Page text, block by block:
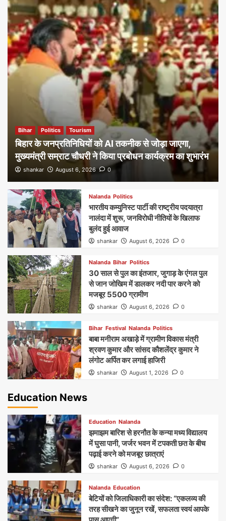
Bihar Politics Tourism
बिहार के जनप्रतिनिधियों को AI तकनीक से जोड़ा जाएगा,
मुख्यमंत्री सम्राट चौधरी ने किया प्रबोधन कार्यक्रम का शुभारंभ
shankar August 6, 2026 0
Nalanda Politics
भारतीय कम्युनिस्ट पार्टी की राष्ट्रीय पदयात्रा
नालंदा में शुरू, जनविरोधी नीतियों के खिलाफ
बुलंद हुई आवाज
shankar August 6, 2026 0
Nalanda Bihar Politics
30 साल से पुल का इंतजार, जुगाड़ के एंगल पुल
से जान जोखिम में डालकर नदी पार करने को
मजबूर 5500 ग्रामीण
shankar August 6, 2026 0
Bihar Festival Nalanda Politics
बाबा मनीराम अखाड़े में ग्रामीण विकास मंत्री
श्रवण कुमार और सांसद कौशलेंद्र कुमार ने
लंगोट अर्पित कर लगाई हाजिरी
shankar August 1, 2026 0
Education News
Education Nalanda
झमाझम बारिश से हरनौत के कन्या मध्य विद्यालय
में घुसा पानी, जर्जर भवन में टपकती छत के बीच
पढ़ाई करने को मजबूर छात्राएं
shankar August 6, 2026 0
Nalanda Education
बेटियों को जिलाधिकारी का संदेश: “एकलव्य की
तरह सीखने का जुनून रखें, सफलता स्वयं आपके